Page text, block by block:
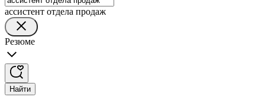
ассистент отдела продаж
Резюме
Найти